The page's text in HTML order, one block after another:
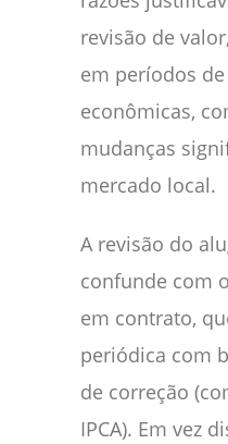
revisão de
em períodos
econômicas,
mudanças
mercado local.
A revisão do
confunde com
em contrato,
periódica com
de correção
IPCA). Em vez